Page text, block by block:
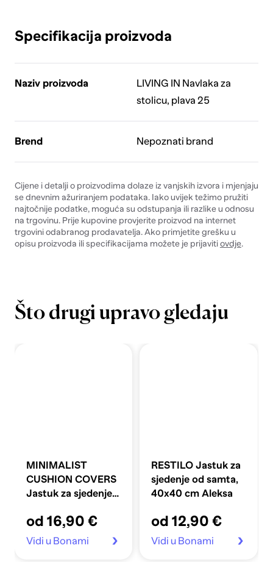
Specifikacija proizvoda
Naziv proizvoda
LIVING IN Navlaka za
stolicu, plava 25
Brend Nepoznati brand
Cijene i detalji o proizvodima dolaze iz vanjskih izvora i mjenjaju
se dnevnim ažuriranjem podataka. Iako uvijek težimo pružiti
najtočnije podatke, moguća su odstupanja ili razlike u odnosu
na trgovinu. Prije kupovine provjerite proizvod na internet
trgovini odabranog prodavatelja. Ako primjetite grešku u
opisu proizvoda ili specifikacijama možete je prijavitiovdje.
Što drugi upravo gledaju
MINIMALIST
CUSHION COVERS
Jastuk za sjedenje s
Lemons, 40x40 cm
od 16,90 €
Vidi u Bonami
RESTILO Jastuk za
sjedenje od samta,
40x40 cm Aleksa
od 12,90 €
Vidi u Bonami